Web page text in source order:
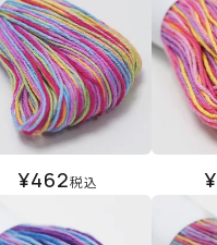
¥462税込 ¥